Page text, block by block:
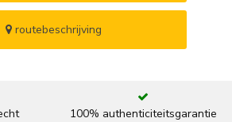
routebeschrijving
100% authenticiteitsgarantie